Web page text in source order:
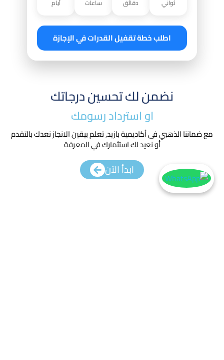
أيام
ساعات
دقائق
ثواني
اطلب خطة تقفيل القدرات في الإجازة
نضمن لك تحسين درجاتك
او استرداد رسومك​
مع ضماننا الذهبي فى أكاديمية بازيد, تعلم بيقين الانجاز نعدك بالتقدم
أو نعيد لك استثمارك في المعرفة
ابدأ الآن